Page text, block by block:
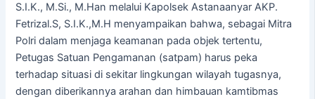
S.I.K., M.Si., M.Han melalui Kapolsek Astanaanyar AKP.
Fetrizal.S, S.I.K.,M.H menyampaikan bahwa, sebagai Mitra
Polri dalam menjaga keamanan pada objek tertentu,
Petugas Satuan Pengamanan (satpam) harus peka
terhadap situasi di sekitar lingkungan wilayah tugasnya,
dengan diberikannya arahan dan himbauan kamtibmas